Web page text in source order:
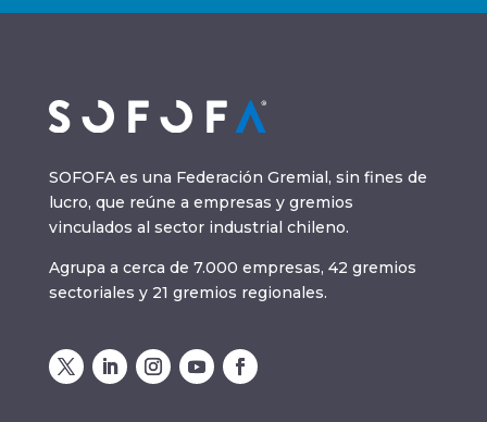
SOFOFA es una Federación Gremial, sin fines de
lucro, que reúne a empresas y gremios
vinculados al sector industrial chileno.
Agrupa a cerca de 7.000 empresas, 42 gremios
sectoriales y 21 gremios regionales.